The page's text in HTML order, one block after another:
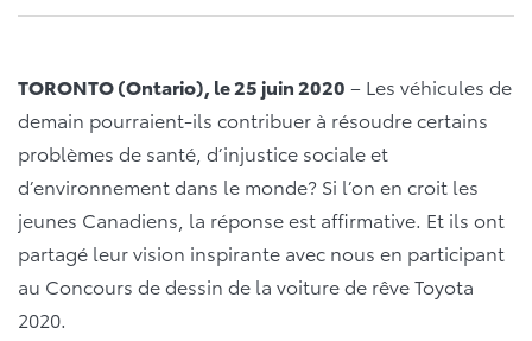
TORONTO (Ontario), le 25 juin 2020 – Les véhicules de
demain pourraient-ils contribuer à résoudre certains
problèmes de santé, d’injustice sociale et
d’environnement dans le monde? Si l’on en croit les
jeunes Canadiens, la réponse est affirmative. Et ils ont
partagé leur vision inspirante avec nous en participant
au Concours de dessin de la voiture de rêve Toyota
2020.